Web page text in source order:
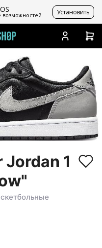
возможностей Установить
1